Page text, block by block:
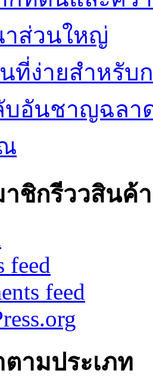
ส่วนใหญ่
ที่ง่ายสำหรับ
บอันชาญฉลา
ชิกรีววสินค้า
feed
feed
ามประเภท